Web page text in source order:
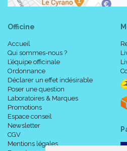
Collagène de type II (UC-II®) :
Vitamines E total: 21 UI
Arôme poulet q.s.p. : 1 bouchée
Code ACL : 7440306
Code EAN : 3605874403062/
Officine
Accueil
Qui sommes-nous ?
L’équipe officinale
Ordonnance
Déclarer un effet indésirable
Poser une question
Laboratoires & Marques
Promotions
Espace conseil
Newsletter
CGV
Mentions légales